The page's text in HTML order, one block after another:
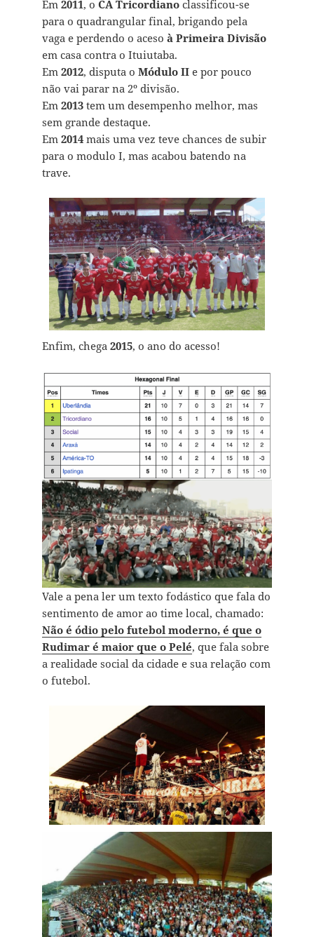
Em 2011, o CA Tricordianoclassificou-se
para o quadrangular final, brigando pela
vaga e perdendo o aceso à Primeira Divisão
em casa contra o Ituiutaba.
Em 2012, disputa o Módulo IIe por pouco
não vai parar na 2º divisão.
Em 2013tem um desempenho melhor, mas
sem grande destaque.
Em 2014mais uma vez teve chances de subir
para o modulo I, mas acabou batendo na
trave.
Enfim, chega 2015, o ano do acesso!
Vale a pena ler um texto fodástico que fala do
sentimento de amor ao time local, chamado:
Não é ódio pelo futebol moderno, é que o
Rudimar é maior que o Pelé, que fala sobre
a realidade social da cidade e sua relação com
o futebol.